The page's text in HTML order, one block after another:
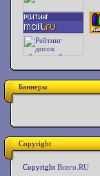
Баннеры
Copyright
Copyright Всего.RU